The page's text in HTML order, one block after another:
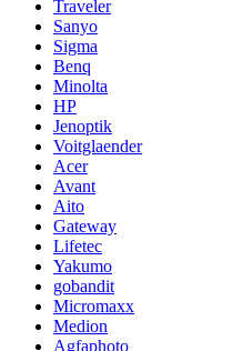
Traveler
Sanyo
Sigma
Benq
Minolta
HP
Jenoptik
Voitglaender
Acer
Avant
Aito
Gateway
Lifetec
Yakumo
gobandit
Micromaxx
Medion
Agfaphoto